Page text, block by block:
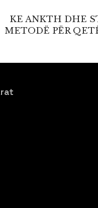
KE ANKTH DHE
METODË PËR